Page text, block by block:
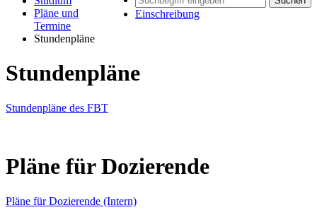
Einschreibung
Pläne und
Termine
Stundenpläne
Stundenpläne
Stundenpläne des FBT
Pläne für Dozierende
Pläne für Dozierende (Intern)